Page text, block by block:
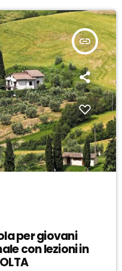
insert_link
per giovani
con lezioni in